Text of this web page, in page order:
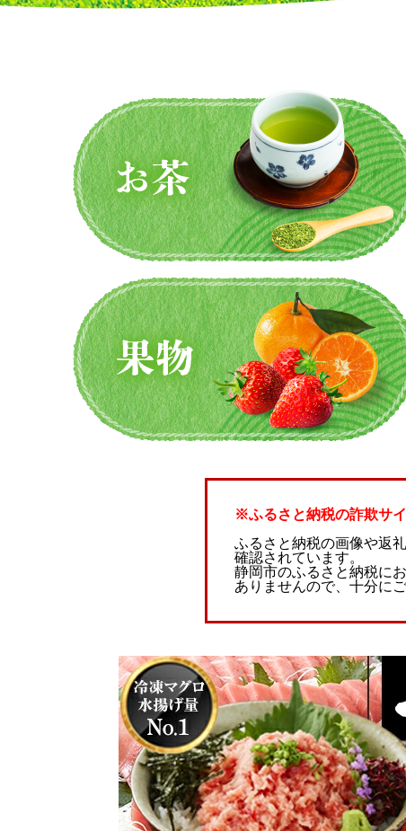
※ふるさと納税の詐欺サ
ふるさと納税の画像や返
確認されています。
静岡市のふるさと納税に
ありませんので、十分に